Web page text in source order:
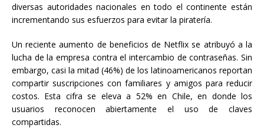
diversas autoridades nacionales en todo el continente están
incrementando sus esfuerzos para evitar la piratería.
Un reciente aumento de beneficios de Netflix se atribuyó a la
lucha de la empresa contra el intercambio de contraseñas. Sin
embargo, casi la mitad (46%) de los latinoamericanos reportan
compartir suscripciones con familiares y amigos para reducir
costos. Esta cifra se eleva a 52% en Chile, en donde los
usuarios reconocen abiertamente el uso de claves
compartidas.